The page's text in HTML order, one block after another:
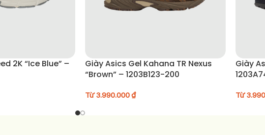
2K “Ice Blue” –
Giày Asics Gel Kahana TR Nexus
“Brown” – 1203B123-200
Từ3.990.000₫
Giày
Từ